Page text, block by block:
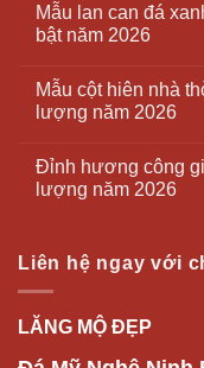
Mẫu lan can đá
bật năm 2026
Mẫu cột hiên nhà
lượng năm 2026
Đỉnh hương công
lượng năm 2026
Liên hệ ngay với
LĂNG MỘ ĐẸP